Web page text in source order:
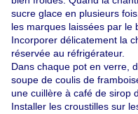
sucre glace en plusieurs
les marques laissées par le
Incorporer délicatement la
réservée au réfrigérateur.
Dans chaque pot en verre,
soupe de coulis de
une cuillère à café de sirop
Installer les croustilles sur